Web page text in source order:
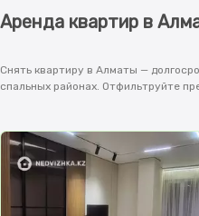
Аренда квартир в
Снять квартиру в Алматы —
спальных районах. Отфильтруйте